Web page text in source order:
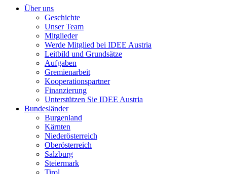
Über uns
Geschichte
Unser Team
Mitglieder
Werde Mitglied bei IDEE Austria
Leitbild und Grundsätze
Aufgaben
Gremienarbeit
Kooperationspartner
Finanzierung
Unterstützen Sie IDEE Austria
Bundesländer
Burgenland
Kärnten
Niederösterreich
Oberösterreich
Salzburg
Steiermark
Tirol